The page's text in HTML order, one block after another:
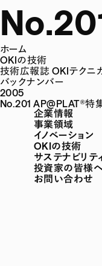
企業情報
事業領域
イノベーション
OKIの技術
サステナビリテ
投資家の皆様
お問い合わせ
ホーム
OKIの技術
技術広報誌 OKIテクニ
バックナンバー
2005
No.201 AP@PLAT®特